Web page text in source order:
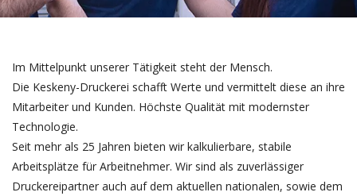
Im Mittelpunkt unserer Tätigkeit steht der Mensch.
Die Keskeny-Druckerei schafft Werte und vermittelt diese an ihre
Mitarbeiter und Kunden. Höchste Qualität mit modernster
Technologie.
Seit mehr als 25 Jahren bieten wir kalkulierbare, stabile
Arbeitsplätze für Arbeitnehmer. Wir sind als zuverlässiger
Druckereipartner auch auf dem aktuellen nationalen, sowie dem